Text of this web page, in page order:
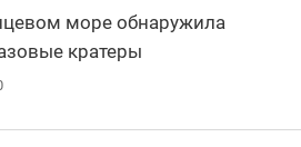
море обнаружила
кратеры